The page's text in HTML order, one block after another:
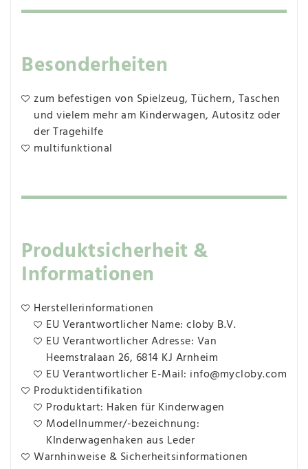
Besonderheiten
zum befestigen von Spielzeug, Tüchern, Taschen
und vielem mehr am Kinderwagen, Autositz oder
der Tragehilfe
multifunktional
Produktsicherheit &
Informationen
Herstellerinformationen
EU Verantwortlicher Name: cloby B.V.
EU Verantwortlicher Adresse: Van
Heemstralaan 26, 6814 KJ Arnheim
EU Verantwortlicher E-Mail: info@mycloby.com
Produktidentifikation
Produktart: Haken für Kinderwagen
Modellnummer/-bezeichnung:
KInderwagenhaken aus Leder
Warnhinweise & Sicherheitsinformationen